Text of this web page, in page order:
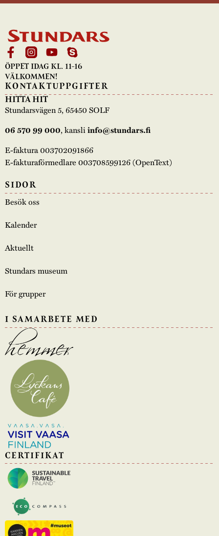
ÖPPET IDAG KL. 11-16
VÄLKOMMEN!
KONTAKTUPPGIFTER
HITTA HIT
Stundarsvägen 5, 65450 SOLF
06 570 99 000, kansliinfo@stundars.fi
E-faktura 003702091866
E-fakturaförmedlare 003708599126 (OpenText)
SIDOR
Besök oss
Kalender
Aktuellt
Stundars museum
För grupper
I SAMARBETE MED
CERTIFIKAT